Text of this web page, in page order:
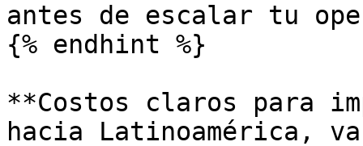
antes de escalar tu
{% endhint %}
**Costos claros para
hacia Latinoamérica,